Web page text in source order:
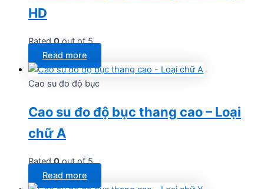
HD
Rated0out of 5
Read more
Cao su đo độ bục
Cao su đo độ bục thang cao – Loại
chữ A
Rated0out of 5
Read more